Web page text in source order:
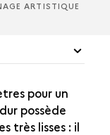
ARTISTIQUE
pour un
possède
très lisses : il